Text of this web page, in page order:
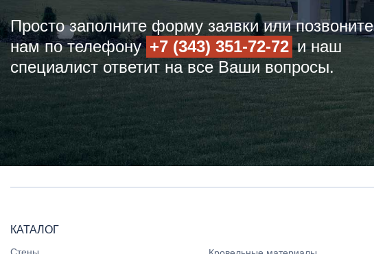
Просто заполните форму заявки или позвоните
нам по телефону +7 (343) 351-72-72и наш
специалист ответит на все Ваши вопросы.
КАТАЛОГ
Стены